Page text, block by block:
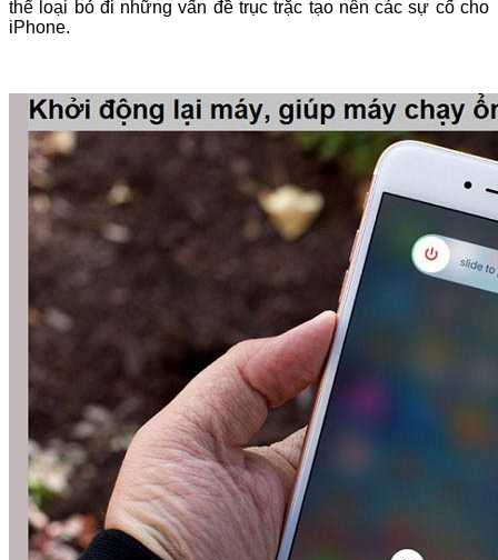
thể loại bỏ đi những vấn đề trục trặc tạo nên các sự cố cho
iPhone.